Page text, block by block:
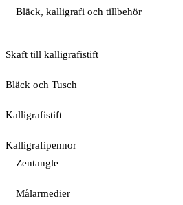
Bläck, kalligrafi och tillbehör
Skaft till kalligrafistift
Bläck och Tusch
Kalligrafistift
Kalligrafipennor
Zentangle
Målarmedier